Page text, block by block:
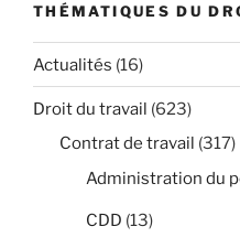
THÉMATIQUES DU
Actualités (16)
Droit du travail (623)
Contrat de travail (317)
Administration du
CDD (13)